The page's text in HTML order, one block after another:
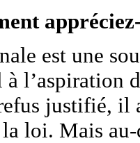
est une
à l’aspiration
justifié, il
loi. Mais